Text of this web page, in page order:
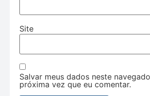
Site
Salvar meus dados neste
próxima vez que eu comentar.